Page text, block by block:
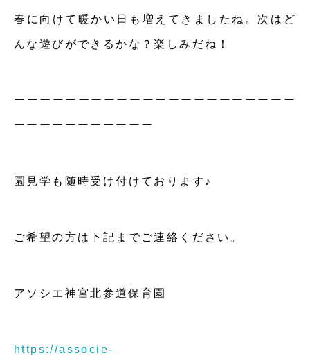
春に向けて暖かい日も増えてきましたね。次はど
んな遊びができるかな？楽しみだね！
ーーーーーーーーーーーーーーーーーーーーーー
ーーーーーーーーーーー
園見学も随時受け付けております♪
ご希望の方は下記までご連絡ください。
アソシエ神宮北参道保育園
https://associe-